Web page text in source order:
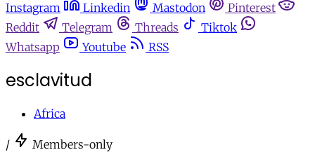
Instagram
Linkedin Mastodon
Pinterest
Reddit
Telegram Threads
Tiktok
Whatsapp
Youtube RSS
esclavitud
Africa
/ Members-only